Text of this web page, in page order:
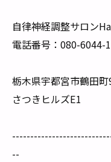
自律神経調整サロン
電話番号：080-6044-
栃木県宇都宮市鶴田
さつきヒルズE1
--